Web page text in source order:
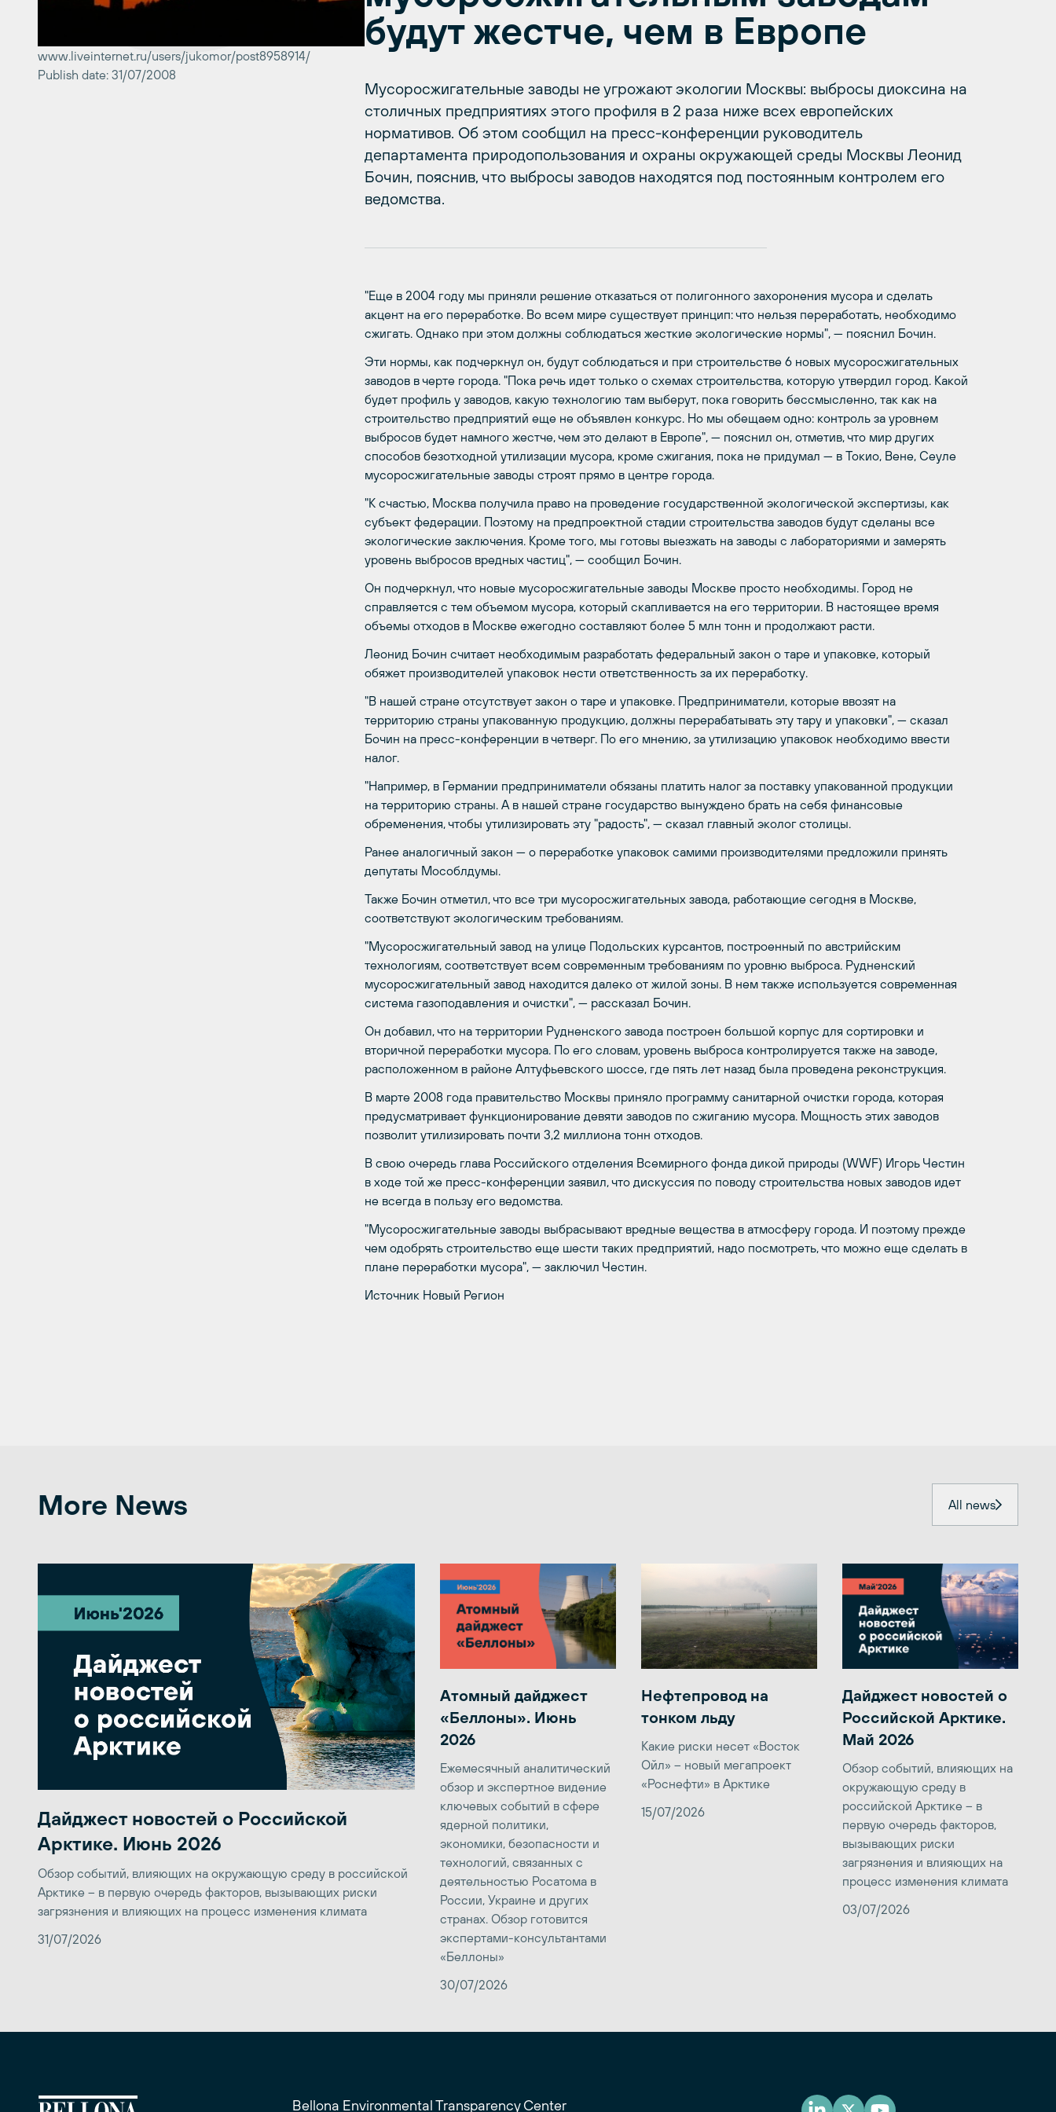
www.liveinternet.ru/users/jukomor/post8958914/
Publish date: 31/07/2008
будут жестче, чем в Европе
Мусоросжигательные заводы не угрожают экологии Москвы: выбросы диоксина на
столичных предприятиях этого профиля в 2 раза ниже всех европейских
нормативов. Об этом сообщил на пресс-конференции руководитель
департамента природопользования и охраны окружающей среды Москвы Леонид
Бочин, пояснив, что выбросы заводов находятся под постоянным контролем его
ведомства.
"Еще в 2004 году мы приняли решение отказаться от полигонного захоронения мусора и сделать
акцент на его переработке. Во всем мире существует принцип: что нельзя переработать, необходимо
сжигать. Однако при этом должны соблюдаться жесткие экологические нормы", — пояснил Бочин.
Эти нормы, как подчеркнул он, будут соблюдаться и при строительстве 6 новых мусоросжигательных
заводов в черте города. "Пока речь идет только о схемах строительства, которую утвердил город. Какой
будет профиль у заводов, какую технологию там выберут, пока говорить бессмысленно, так как на
строительство предприятий еще не объявлен конкурс. Но мы обещаем одно: контроль за уровнем
выбросов будет намного жестче, чем это делают в Европе", — пояснил он, отметив, что мир других
способов безотходной утилизации мусора, кроме сжигания, пока не придумал — в Токио, Вене, Сеуле
мусоросжигательные заводы строят прямо в центре города.
"К счастью, Москва получила право на проведение государственной экологической экспертизы, как
субъект федерации. Поэтому на предпроектной стадии строительства заводов будут сделаны все
экологические заключения. Кроме того, мы готовы выезжать на заводы с лабораториями и замерять
уровень выбросов вредных частиц", — сообщил Бочин.
Он подчеркнул, что новые мусоросжигательные заводы Москве просто необходимы. Город не
справляется с тем объемом мусора, который скапливается на его территории. В настоящее время
объемы отходов в Москве ежегодно составляют более 5 млн тонн и продолжают расти.
Леонид Бочин считает необходимым разработать федеральный закон о таре и упаковке, который
обяжет производителей упаковок нести ответственность за их переработку.
"В нашей стране отсутствует закон о таре и упаковке. Предприниматели, которые ввозят на
территорию страны упакованную продукцию, должны перерабатывать эту тару и упаковки", — сказал
Бочин на пресс-конференции в четверг. По его мнению, за утилизацию упаковок необходимо ввести
налог.
"Например, в Германии предприниматели обязаны платить налог за поставку упакованной продукции
на территорию страны. А в нашей стране государство вынуждено брать на себя финансовые
обременения, чтобы утилизировать эту "радость", — сказал главный эколог столицы.
Ранее аналогичный закон — о переработке упаковок самими производителями предложили принять
депутаты Мособлдумы.
Также Бочин отметил, что все три мусоросжигательных завода, работающие сегодня в Москве,
соответствуют экологическим требованиям.
"Мусоросжигательный завод на улице Подольских курсантов, построенный по австрийским
технологиям, соответствует всем современным требованиям по уровню выброса. Рудненский
мусоросжигательный завод находится далеко от жилой зоны. В нем также используется современная
система газоподавления и очистки", — рассказал Бочин.
Он добавил, что на территории Рудненского завода построен большой корпус для сортировки и
вторичной переработки мусора. По его словам, уровень выброса контролируется также на заводе,
расположенном в районе Алтуфьевского шоссе, где пять лет назад была проведена реконструкция.
В марте 2008 года правительство Москвы приняло программу санитарной очистки города, которая
предусматривает функционирование девяти заводов по сжиганию мусора. Мощность этих заводов
позволит утилизировать почти 3,2 миллиона тонн отходов.
В свою очередь глава Российского отделения Всемирного фонда дикой природы (WWF) Игорь Честин
в ходе той же пресс-конференции заявил, что дискуссия по поводу строительства новых заводов идет
не всегда в пользу его ведомства.
"Мусоросжигательные заводы выбрасывают вредные вещества в атмосферу города. И поэтому прежде
чем одобрять строительство еще шести таких предприятий, надо посмотреть, что можно еще сделать в
плане переработки мусора", — заключил Честин.
Источник Новый Регион
More News All news
Дайджест новостей о Российской
Арктике. Июнь 2026
Обзор событий, влияющих на окружающую среду в российской
Арктике – в первую очередь факторов, вызывающих риски
загрязнения и влияющих на процесс изменения климата
31/07/2026
Атомный дайджест
«Беллоны». Июнь
2026
Ежемесячный аналитический
обзор и экспертное видение
ключевых событий в сфере
ядерной политики,
экономики, безопасности и
технологий, связанных с
деятельностью Росатома в
России, Украине и других
странах. Обзор готовится
экспертами-консультантами
«Беллоны»
30/07/2026
Нефтепровод на
тонком льду
Какие риски несет «Восток
Ойл» – новый мегапроект
«Роснефти» в Арктике
15/07/2026
Дайджест новостей о
Российской Арктике.
Май 2026
Обзор событий, влияющих на
окружающую среду в
российской Арктике – в
первую очередь факторов,
вызывающих риски
загрязнения и влияющих на
процесс изменения климата
03/07/2026
Bellona Environmental Transparency Center